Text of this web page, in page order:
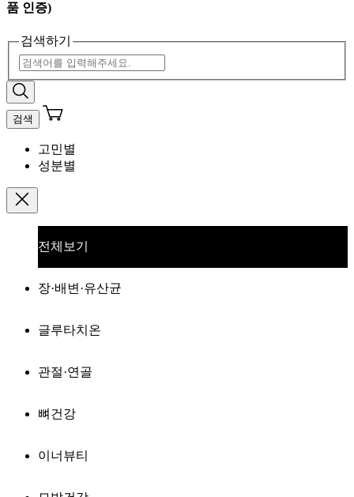
품 인증)
검색하기
검색
고민별
성분별
전체보기
장·배변·유산균
글루타치온
관절·연골
뼈건강
이너뷰티